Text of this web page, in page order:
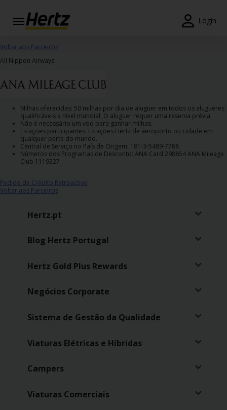
Login
Reservas
Modificar/Cancelar
Estações
Campanhas
Join /
Gold
Overview
PT/PT
Carrinhas
Carros
Premium
Produtos
Voltar aos Parceiros
All Nippon Airways
Milhas oferecidas: 50 milhas por dia de aluguer em todos os alugueres
qualificáveis a nível mundial. O aluguer requer uma reserva prévia.
Não é necessário um voo para ganhar milhas.
Estações participantes: Estações Hertz de aeroporto ou cidade em
qualquer parte do mundo.
Central de Serviço no País de Origem: 181-3-5489-7788
Números dos Programas de Desconto: ANA Card 298854 ANA Mileage
Club 1119327
Pedido de Crédito Retroactivo
Voltar aos Parceiros
Hertz.pt
Blog Hertz Portugal
Hertz Gold Plus Rewards
Negócios Corporate
Sistema de Gestão da Qualidade
Viaturas Elétricas e Híbridas
Campers
Viaturas Comerciais